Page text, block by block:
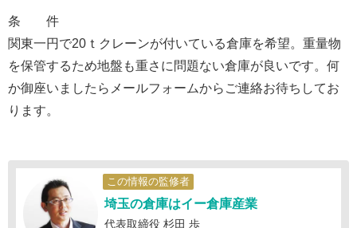
条 件
関東一円で20ｔクレーンが付いている倉庫を希望。重量物
を保管するため地盤も重さに問題ない倉庫が良いです。何
か御座いましたらメールフォームからご連絡お待ちしてお
ります。
この情報の監修者
埼玉の倉庫はイー倉庫産業
代表取締役 杉田 歩